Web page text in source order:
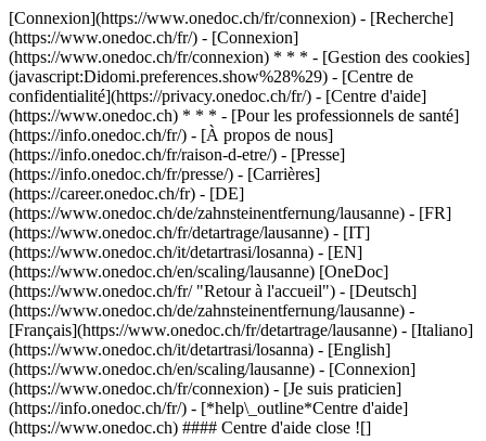
[Connexion](https://www.onedoc.ch/fr/connexion) - [Recherche]
(https://www.onedoc.ch/fr/) - [Connexion]
(https://www.onedoc.ch/fr/connexion) * * * - [Gestion des cookies]
(javascript:Didomi.preferences.show%28%29) - [Centre de
confidentialité](https://privacy.onedoc.ch/fr/) - [Centre d'aide]
(https://www.onedoc.ch) * * * - [Pour les professionnels de santé]
(https://info.onedoc.ch/fr/) - [À propos de nous]
(https://info.onedoc.ch/fr/raison-d-etre/) - [Presse]
(https://info.onedoc.ch/fr/presse/) - [Carrières]
(https://career.onedoc.ch/fr) - [DE]
(https://www.onedoc.ch/de/zahnsteinentfernung/lausanne) - [FR]
(https://www.onedoc.ch/fr/detartrage/lausanne) - [IT]
(https://www.onedoc.ch/it/detartrasi/losanna) - [EN]
(https://www.onedoc.ch/en/scaling/lausanne) [OneDoc]
(https://www.onedoc.ch/fr/ "Retour à l'accueil") - [Deutsch]
(https://www.onedoc.ch/de/zahnsteinentfernung/lausanne) -
[Français](https://www.onedoc.ch/fr/detartrage/lausanne) - [Italiano]
(https://www.onedoc.ch/it/detartrasi/losanna) - [English]
(https://www.onedoc.ch/en/scaling/lausanne) - [Connexion]
(https://www.onedoc.ch/fr/connexion) - [Je suis praticien]
(https://info.onedoc.ch/fr/) - [*help\_outline*Centre d'aide]
(https://www.onedoc.ch) #### Centre d'aide close ![]